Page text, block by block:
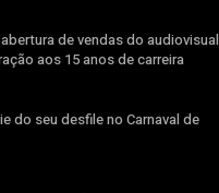
de vendas do audiovisual
aos 15 anos de carreira
do seu desfile no Carnaval de